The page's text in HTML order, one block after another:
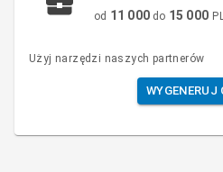
od 11 000 do 15 000
Użyj narzędzi naszych partnerów
WYGENERUJ